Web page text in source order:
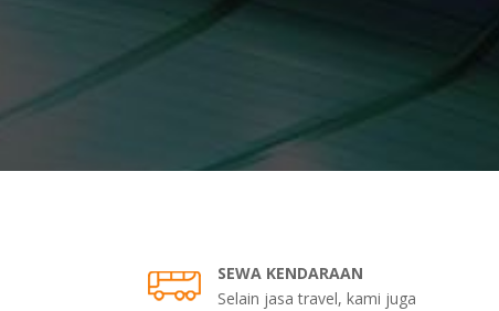
SEWA KENDARAAN
Selain jasa travel, kami juga